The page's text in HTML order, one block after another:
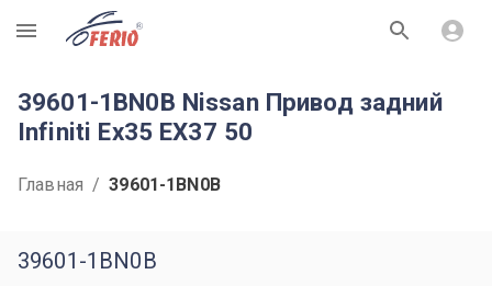
R
39601-1BN0B Nissan Привод задний
Infiniti Ex35 EX37 50
Главная / 39601-1BN0B
39601-1BN0B